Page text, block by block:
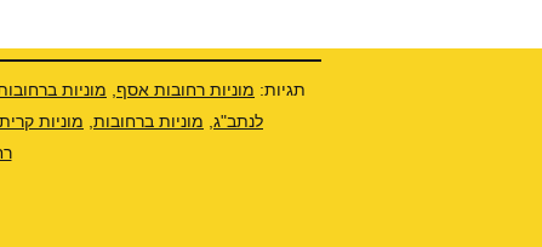
תגיות: מוניות רחובות אסף מוניות
לנתב"ג מוניות ברחובות, מוניות